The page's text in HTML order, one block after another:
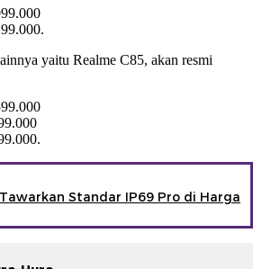
yaitu Realme C85, akan resmi
Standar IP69 Pro di Harga